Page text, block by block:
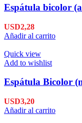
Espátula bicolor
USD2,28
Añadir al carrito
Quick view
Add to wishlist
Espátula Bicolor
USD3,20
Añadir al carrito